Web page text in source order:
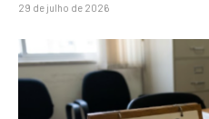
29 de julho de 2026